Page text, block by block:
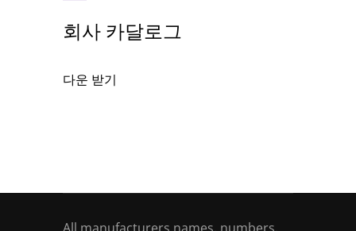
회사 카달로그
다운 받기